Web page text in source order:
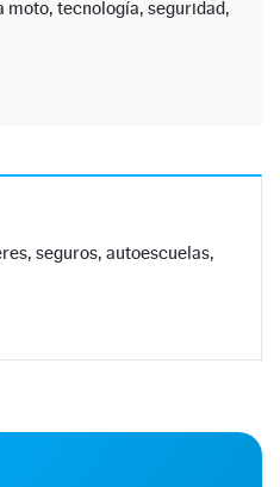
moto, tecnología, seguridad,
seguros, autoescuelas,